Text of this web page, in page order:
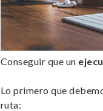
Conseguir que un
Lo primero que
ruta: